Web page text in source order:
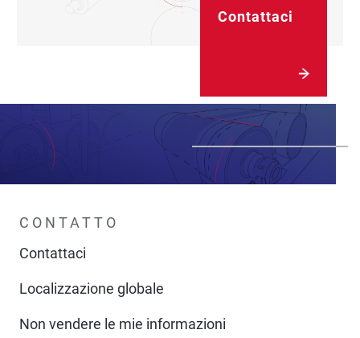
Contattaci
CONTATTO
Contattaci
Localizzazione globale
Non vendere le mie informazioni